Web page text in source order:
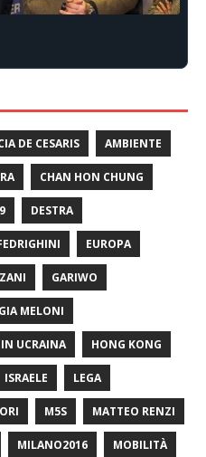
DE CESARIS AMBIENTE
CHAN HON CHUNG
DESTRA
EUROPA
GARIWO
MELONI
IN UCRAINA HONG KONG
ISRAELE LEGA
M5S MATTEO RENZI
MILANO2016 MOBILITÀ